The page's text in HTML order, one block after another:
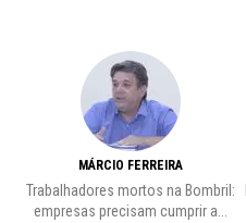
MÁRCIO FERREIRA
Trabalhadores mortos na Bombril:
empresas precisam cumprir a...